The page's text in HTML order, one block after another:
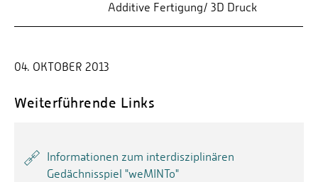
Additive Fertigung/ 3D Druck
04. OKTOBER 2013
Weiterführende Links
Informationen zum interdisziplinären
Gedächnisspiel "weMINTo"